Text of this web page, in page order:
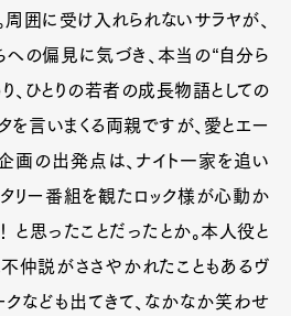
周囲に受け入れられないサラヤが、
の偏見に気づき、本当の“自分ら
、ひとりの若者の成長物語としての
を言いまくる両親ですが、愛とエー
画の出発点は、ナイト一家を追い
リー番組を観たロック様が心動か
と思ったことだったとか。本人役と
仲説がささやかれたこともあるヴ
クなども出てきて、なかなか笑わせ